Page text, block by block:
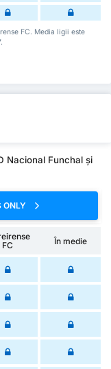
FC. Media ligii este
Nacional Funchal și
ONLY
FC
În medie